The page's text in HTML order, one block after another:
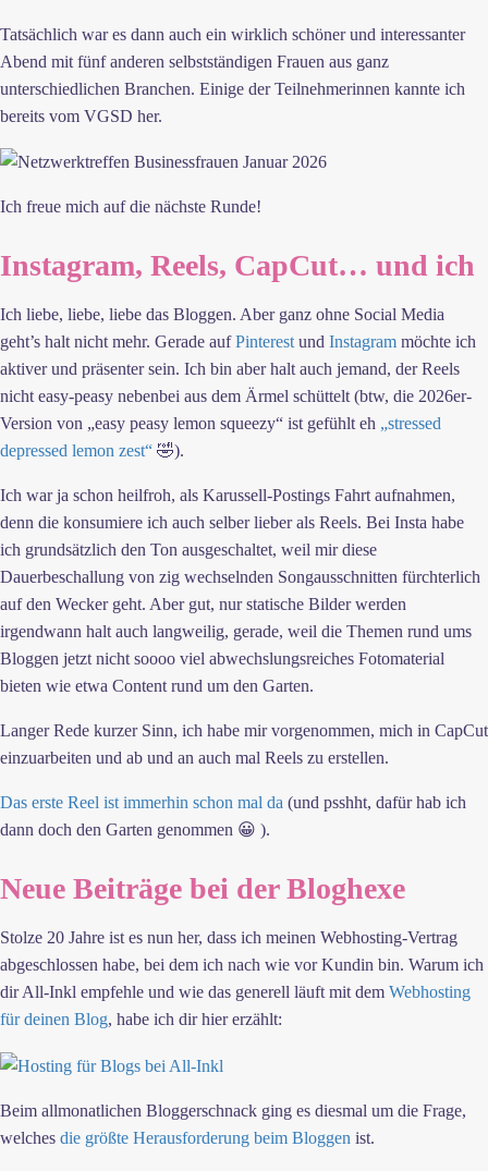
Tatsächlich war es dann auch ein wirklich schöner und interessanter
Abend mit fünf anderen selbstständigen Frauen aus ganz
unterschiedlichen Branchen. Einige der Teilnehmerinnen kannte ich
bereits vom VGSD her.
Ich freue mich auf die nächste Runde!
Instagram, Reels, CapCut… und ich
Ich liebe, liebe, liebe das Bloggen. Aber ganz ohne Social Media
geht’s halt nicht mehr. Gerade aufPinterestund Instagram möchte ich
aktiver und präsenter sein. Ich bin aber halt auch jemand, der Reels
nicht easy-peasy nebenbei aus dem Ärmel schüttelt (btw, die 2026er-
Version von „easy peasy lemon squeezy“ ist gefühlt eh „stressed
depressed lemon zest“ 🤣).
Ich war ja schon heilfroh, als Karussell-Postings Fahrt aufnahmen,
denn die konsumiere ich auch selber lieber als Reels. Bei Insta habe
ich grundsätzlich den Ton ausgeschaltet, weil mir diese
Dauerbeschallung von zig wechselnden Songausschnitten fürchterlich
auf den Wecker geht. Aber gut, nur statische Bilder werden
irgendwann halt auch langweilig, gerade, weil die Themen rund ums
Bloggen jetzt nicht soooo viel abwechslungsreiches Fotomaterial
bieten wie etwa Content rund um den Garten.
Langer Rede kurzer Sinn, ich habe mir vorgenommen, mich in CapCut
einzuarbeiten und ab und an auch mal Reels zu erstellen.
Das erste Reel ist immerhin schon mal da (und psshht, dafür hab ich
dann doch den Garten genommen 😀 ).
Neue Beiträge bei der Bloghexe
Stolze 20 Jahre ist es nun her, dass ich meinen Webhosting-Vertrag
abgeschlossen habe, bei dem ich nach wie vor Kundin bin. Warum ich
dir All-Inkl empfehle und wie das generell läuft mit dem Webhosting
für deinen Blog, habe ich dir hier erzählt:
Beim allmonatlichen Bloggerschnack ging es diesmal um die Frage,
welches die größte Herausforderung beim Bloggen ist.